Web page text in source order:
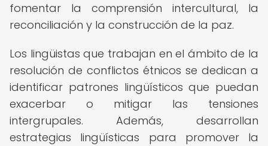
fomentar la comprensión intercultural, la
reconciliación y la construcción de la paz.
Los lingüistas que trabajan en el ámbito de la
resolución de conflictos étnicos se dedican a
identificar patrones lingüísticos que puedan
exacerbar o mitigar las tensiones
intergrupales. Además, desarrollan
estrategias lingüísticas para promover la